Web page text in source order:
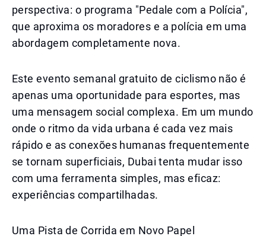
perspectiva: o programa "Pedale com a Polícia",
que aproxima os moradores e a polícia em uma
abordagem completamente nova.
Este evento semanal gratuito de ciclismo não é
apenas uma oportunidade para esportes, mas
uma mensagem social complexa. Em um mundo
onde o ritmo da vida urbana é cada vez mais
rápido e as conexões humanas frequentemente
se tornam superficiais, Dubai tenta mudar isso
com uma ferramenta simples, mas eficaz:
experiências compartilhadas.
Uma Pista de Corrida em Novo Papel